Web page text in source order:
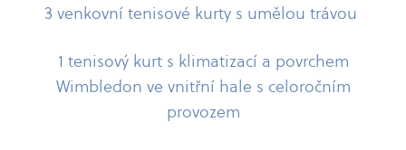
3 venkovní tenisové kurty s umělou trávou
1 tenisový kurt s klimatizací a povrchem
Wimbledon ve vnitřní hale s celoročním
provozem